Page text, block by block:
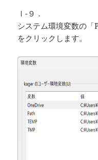
Ⅰ-９．
システム環境変数の
をクリックします。